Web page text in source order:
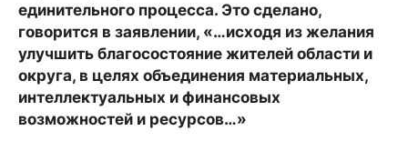
единительного процесса. Это сделано,
говорится в заявлении, «…исходя из желания
улучшить благосостояние жителей области и
округа, в целях объединения материальных,
интеллектуальных и финансовых
возможностей и ресурсов…»